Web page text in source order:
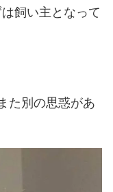
飼い主となって
た別の思惑があ